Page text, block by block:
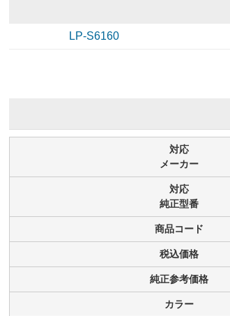
LP-S6160
対応
メーカー
対応
純正型番
商品コード
税込価格
純正参考価格
カラー